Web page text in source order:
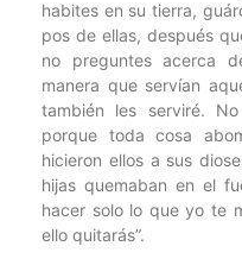
habites en su tierra,
pos de ellas, después
no preguntes acerca
manera que servían
también les serviré.
porque toda cosa
hicieron ellos a sus
hijas quemaban en el
hacer solo lo que yo te
ello quitarás”.